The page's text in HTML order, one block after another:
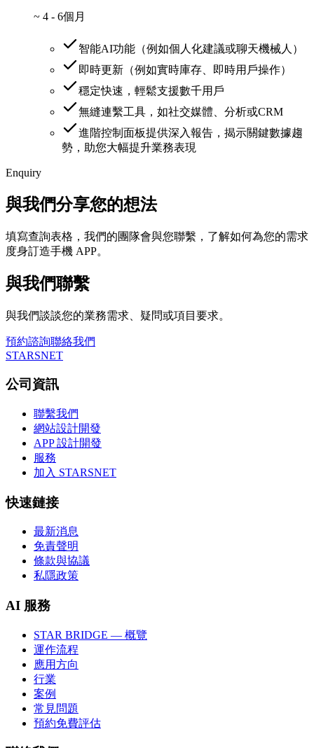
~ 4 - 6個月
智能AI功能（例如個人化建議或聊天機械人）
即時更新（例如實時庫存、即時用戶操作）
穩定快速，輕鬆支援數千用戶
無縫連繫工具，如社交媒體、分析或CRM
進階控制面板提供深入報告，揭示關鍵數據趨
勢，助您大幅提升業務表現
Enquiry
與我們分享您的想法
填寫查詢表格，我們的團隊會與您聯繫，了解如何為您的需求
度身訂造手機 APP。
與我們聯繫
與我們談談您的業務需求、疑問或項目要求。
預約諮詢聯絡我們
STARSNET
公司資訊
聯繫我們
網站設計開發
APP 設計開發
服務
加入 STARSNET
快速鏈接
最新消息
免責聲明
條款與協議
私隱政策
AI 服務
STAR BRIDGE — 概覽
運作流程
應用方向
行業
案例
常見問題
預約免費評估